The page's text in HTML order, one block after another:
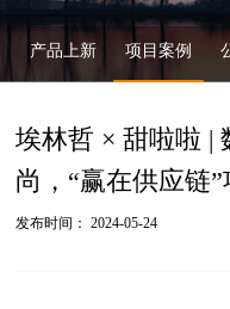
产品上新 项目案例
埃林哲 × 甜啦啦 |
尚，“赢在供应链
发布时间： 2024-05-24